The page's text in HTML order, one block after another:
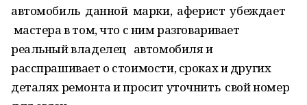
автомобиль данной марки, аферист убеждает
мастера в том, что с ним разговаривает
реальный владелец автомобиля и
расспрашивает о стоимости, сроках и других
деталях ремонта и просит уточнить свой номер